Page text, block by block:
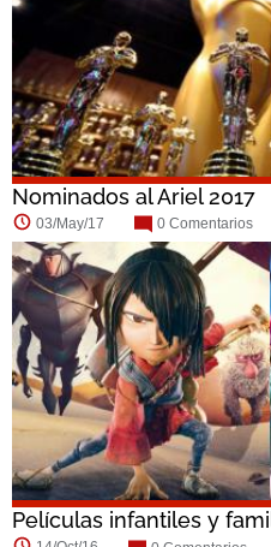
Nominados al Ariel 2017
03/May/17 0 Comentarios
Películas infantiles y